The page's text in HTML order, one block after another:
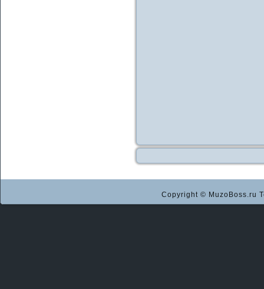
Copyright © MuzoBoss.ru